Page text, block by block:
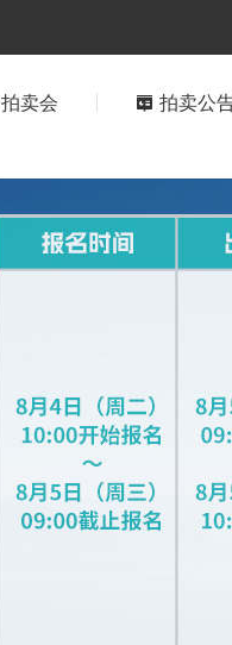
拍卖会 拍卖公